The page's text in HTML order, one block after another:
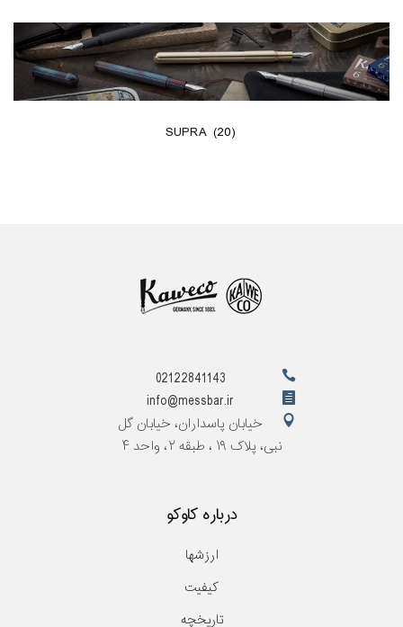
SUPRA (20)
02122841143
info@messbar.ir
خیابان پاسداران، خیابان گل
نبی، پلاک ۱۹ ، طبقه ۲، واحد ۴
درباره کاوکو
ارزشها
کیفیت
تاریخچه